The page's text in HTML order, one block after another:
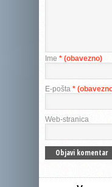
Ime * (obavezno)
E-pošta *
Web-stranica